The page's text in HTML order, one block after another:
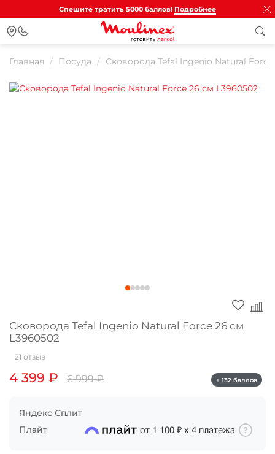
Спешите тратить 5000 баллов! Подробнее
Главная Посуда Сковорода Tefal Ingenio Natural
Сковорода Tefal Ingenio Natural Force 26 см
L3960502
21 отзыв
4 399 ₽ 6 999 ₽ + 132 баллов
Яндекс Сплит
Плайт
от 1 100 ₽ х 4 платежа
Для клиентов всех банков
Разбейте
% картой
Получайте товар
Оставшиеся
списываться
с вашей карты